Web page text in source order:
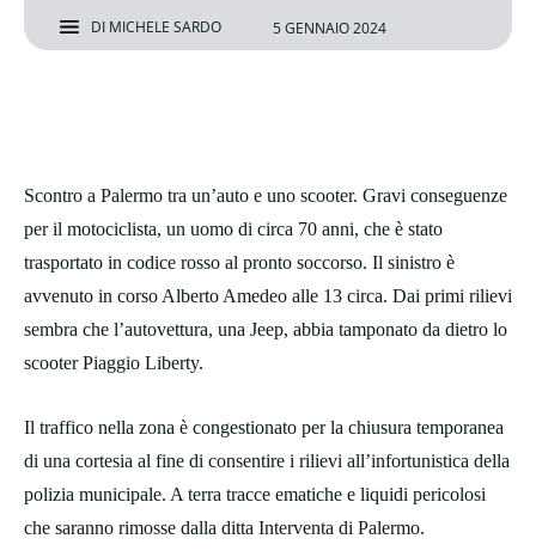
DI MICHELE SARDO 5 GENNAIO 2024
Scontro a Palermo tra un’auto e uno scooter. Gravi conseguenze
per il motociclista, un uomo di circa 70 anni, che è stato
trasportato in codice rosso al pronto soccorso. Il sinistro è
avvenuto in corso Alberto Amedeo alle 13 circa. Dai primi rilievi
sembra che l’autovettura, una Jeep, abbia tamponato da dietro lo
scooter Piaggio Liberty.
Il traffico nella zona è congestionato per la chiusura temporanea
di una cortesia al fine di consentire i rilievi all’infortunistica della
polizia municipale. A terra tracce ematiche e liquidi pericolosi
che saranno rimosse dalla ditta Interventa di Palermo.